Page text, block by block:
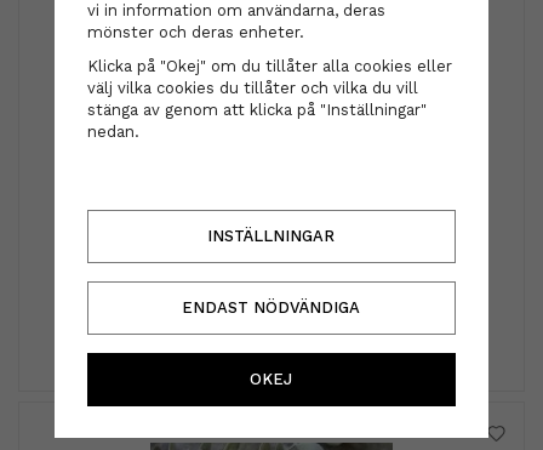
Björk- FORMA HÖJD Volume Mousse 75 ml
129 kr
INFO KÖP
vi in information om användarna, deras
mönster och deras enheter.
Klicka på "Okej" om du tillåter alla cookies eller
välj vilka cookies du tillåter och vilka du vill
stänga av genom att klicka på "Inställningar"
nedan.
INSTÄLLNINGAR
ENDAST NÖDVÄNDIGA
OKEJ